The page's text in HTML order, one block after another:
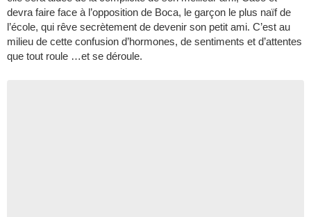
devra faire face à l’opposition de Boca, le garçon le plus naïf de
l’école, qui rêve secrètement de devenir son petit ami. C’est au
milieu de cette confusion d’hormones, de sentiments et d’attentes
que tout roule …et se déroule.